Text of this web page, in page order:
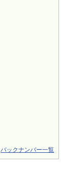
バックナンバー一覧